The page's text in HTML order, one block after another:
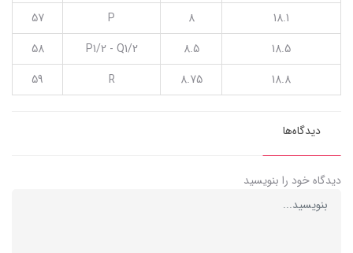
18.1
8
P
57
18.5
8.5
P1/2 - Q1/2
58
18.8
8.75
R
59
دیدگاه‌ها
دیدگاه خود را بنویسید